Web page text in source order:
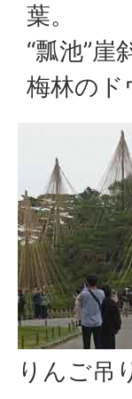
葉。
“瓢池”崖
梅林の
りんご吊